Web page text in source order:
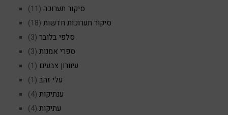
סיקור תערוכה (11)
סיקור תערוכות חדשות (18)
סלפי בלובר (3)
ספרי אמנות (3)
עיוורון צבעים (1)
עלי זהב (1)
ענתיקות (4)
עתיקות (4)